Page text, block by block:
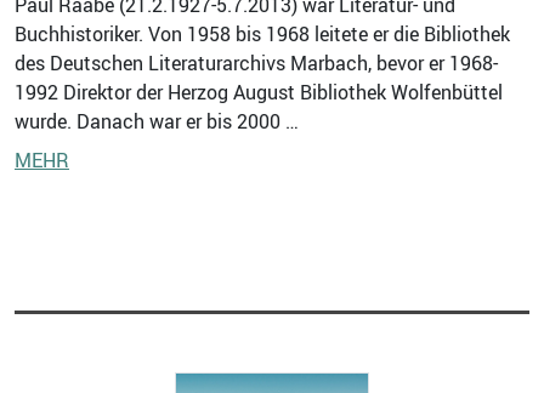
Buchhistoriker. Von 1958 bis 1968 leitete er die Bibliothek
des Deutschen Literaturarchivs Marbach, bevor er 1968-
1992 Direktor der Herzog August Bibliothek Wolfenbüttel
wurde. Danach war er bis 2000 …
MEHR